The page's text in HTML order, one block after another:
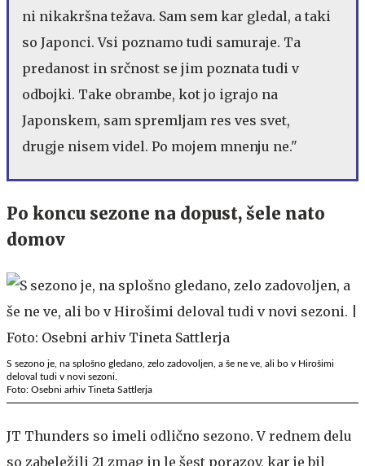
ni nikakršna težava. Sam sem kar gledal, a taki
so Japonci. Vsi poznamo tudi samuraje. Ta
predanost in srčnost se jim poznata tudi v
odbojki. Take obrambe, kot jo igrajo na
Japonskem, sam spremljam res ves svet,
drugje nisem videl. Po mojem mnenju ne."
Po koncu sezone na dopust, šele nato
domov
S sezono je, na splošno gledano, zelo zadovoljen, a še ne ve, ali bo v Hirošimi
deloval tudi v novi sezoni.
Foto: Osebni arhiv Tineta Sattlerja
JT Thunders so imeli odlično sezono. V rednem delu
so zabeležili 21 zmag in le šest porazov, kar je bil